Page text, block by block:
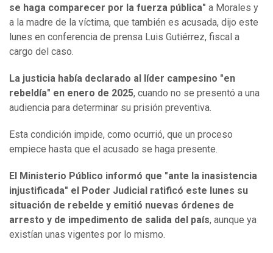
se haga comparecer por la fuerza pública" a Morales y
a la madre de la víctima, que también es acusada, dijo este
lunes en conferencia de prensa Luis Gutiérrez, fiscal a
cargo del caso.
La justicia había declarado al líder campesino "en
rebeldía" en enero de 2025, cuando no se presentó a una
audiencia para determinar su prisión preventiva.
Esta condición impide, como ocurrió, que un proceso
empiece hasta que el acusado se haga presente.
El Ministerio Público informó que "ante la inasistencia
injustificada" el Poder Judicial ratificó este lunes su
situación de rebelde y emitió nuevas órdenes de
arresto y de impedimento de salida del país, aunque ya
existían unas vigentes por lo mismo.